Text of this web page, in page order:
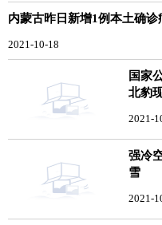
内蒙古昨日新增1例本土确
2021-10-18
国家
北豹
2021-
强冷
雪
2021-